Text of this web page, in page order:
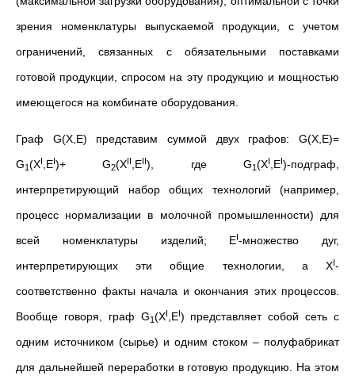
зрения номенклатуры выпускаемой продукции, с учетом
ограничений, связанных с обязательными поставками
готовой продукции, спросом на эту продукцию и мощностью
имеющегося на комбинате оборудования.
Граф G(X,E) представим суммой двух графов: G(X,E)=
G1(XI ,EI)+ G2(XII ,EII), где G1(XI ,EI)-подграф,
интерпретирующий набор общих технологий (например,
процесс нормализации в молочной промышленности) для
всей номенклатуры изделий; EI-множество дуг,
интерпретирующих эти общие технологии, а XI-
соответственно факты начала и окончания этих процессов.
Вообще говоря, граф G1(XI ,EI) представляет собой сеть с
одним источником (сырье) и одним стоком – полуфабрикат
для дальнейшей переработки в готовую продукцию. На этом